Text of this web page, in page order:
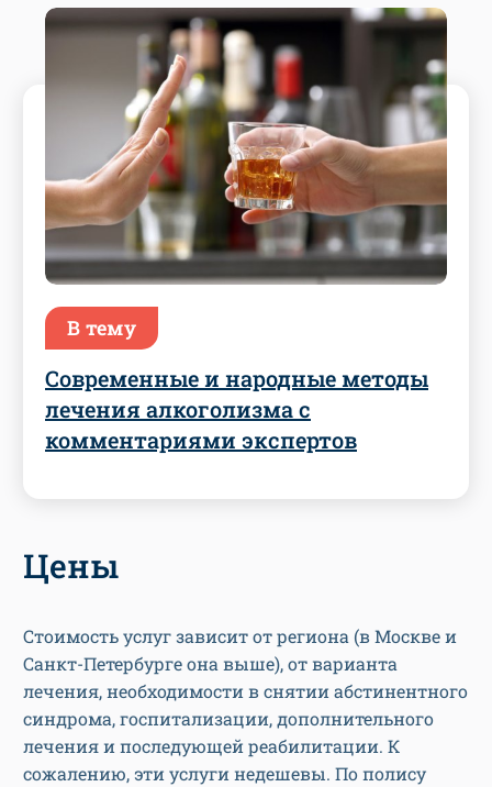
В тему
Современные и народные методы
лечения алкоголизма с
комментариями экспертов
Цены
Стоимость услуг зависит от региона (в Москве и
Санкт-Петербурге она выше), от варианта
лечения, необходимости в снятии абстинентного
синдрома, госпитализации, дополнительного
лечения и последующей реабилитации. К
сожалению, эти услуги недешевы. По полису